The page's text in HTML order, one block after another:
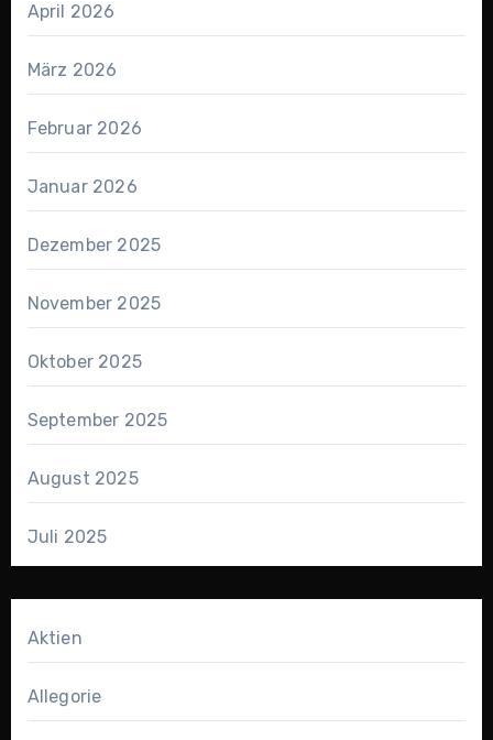
April 2026
März 2026
Februar 2026
Januar 2026
Dezember 2025
November 2025
Oktober 2025
September 2025
August 2025
Juli 2025
Aktien
Allegorie